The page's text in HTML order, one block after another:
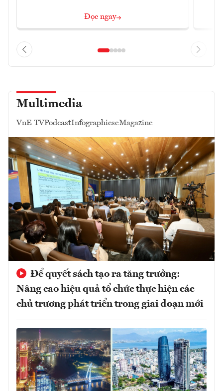
Đọc ngay
Multimedia
VnE TVPodcastInfographicseMagazine
Để quyết sách tạo ra tăng trưởng:
Nâng cao hiệu quả tổ chức thực hiện các
chủ trương phát triển trong giai đoạn mới